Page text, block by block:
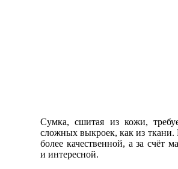
Сумка, сшитая из кожи,
сложных выкроек, как из ткани.
более качественной, а за счёт
и интересной.